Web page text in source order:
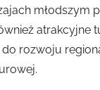
młodszym
atrakcyjne
rozwoju